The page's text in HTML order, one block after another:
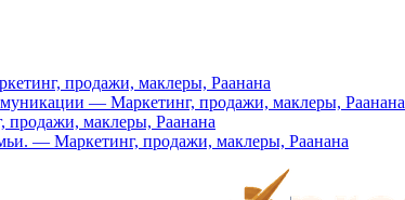
продажи, маклеры, Раанана
— Маркетинг, продажи, маклеры, Раанана
продажи, маклеры, Раанана
— Маркетинг, продажи, маклеры, Раанана